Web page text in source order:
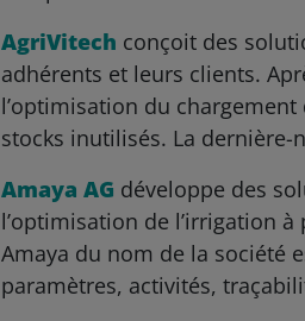
AgriVitech conçoit des
adhérents et leurs clients.
l’optimisation du chargement
stocks inutilisés. La dernière-
Amaya AG développe des
l’optimisation de l’irrigation
Amaya du nom de la société
paramètres, activités,